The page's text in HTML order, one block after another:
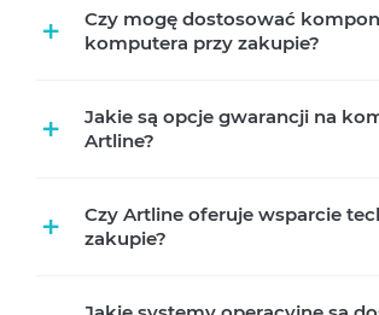
+
Czy mogę dostosować
komputera przy zakupie?
+
Jakie są opcje gwarancji na
Artline?
+
Czy Artline oferuje wsparcie
zakupie?